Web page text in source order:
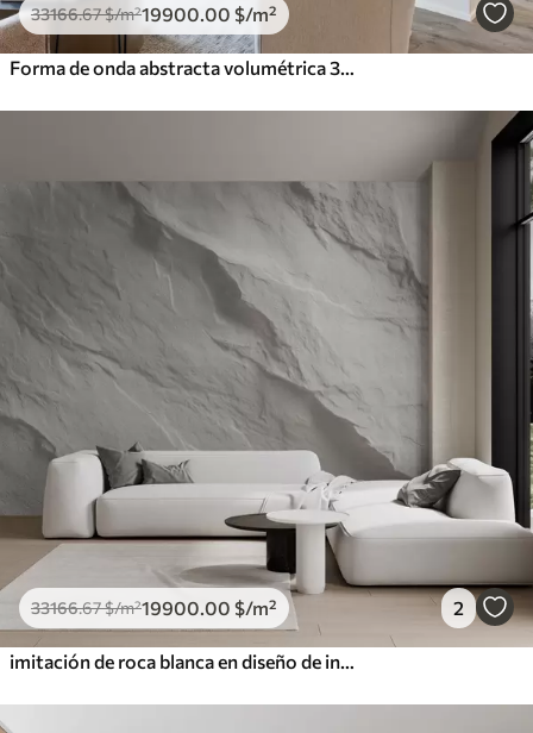
33166.67$/m²19900 .00 $/m²
33166.67$/m²19900 .00 $/m² 2